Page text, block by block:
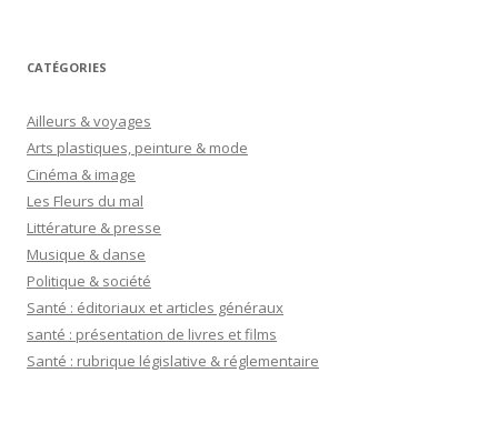
CATÉGORIES
Ailleurs & voyages
Arts plastiques, peinture & mode
Cinéma & image
Les Fleurs du mal
Littérature & presse
Musique & danse
Politique & société
Santé : éditoriaux et articles généraux
santé : présentation de livres et films
Santé : rubrique législative & réglementaire